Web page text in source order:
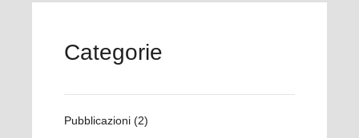
Categorie
Pubblicazioni (2)